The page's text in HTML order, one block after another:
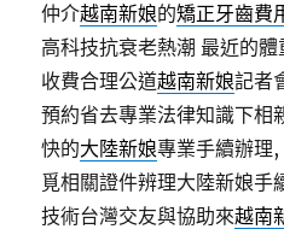
仲介越南新娘的矯正牙齒費
高科技抗衰老熱潮 最近的
收費合理公道越南新娘記者
預約省去專業法律知識下相
快的大陸新娘專業手續辦理,
覓相關證件辨理大陸新娘手
技術台灣交友與協助來越南